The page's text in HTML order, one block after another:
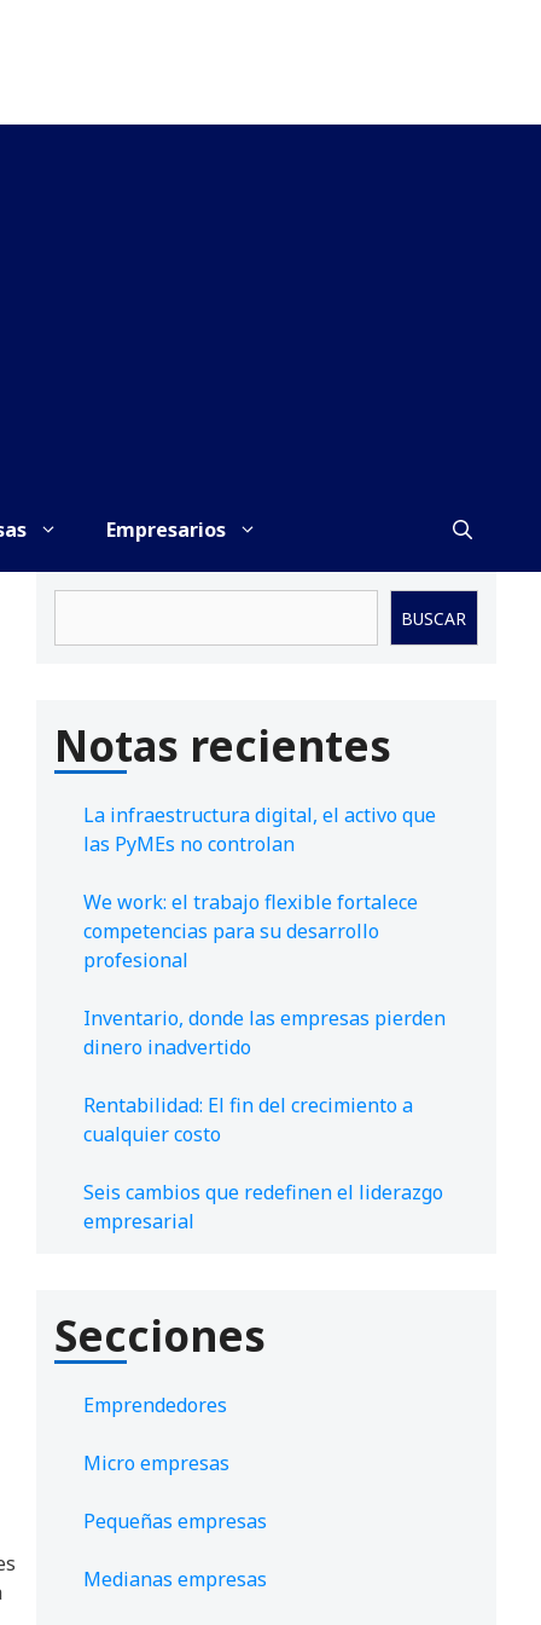
Empresarios
BUSCAR
Notas recientes
La infraestructura digital, el activo que
las PyMEs no controlan
We work: el trabajo flexible fortalece
competencias para su desarrollo
profesional
Inventario, donde las empresas pierden
dinero inadvertido
Rentabilidad: El fin del crecimiento a
cualquier costo
Seis cambios que redefinen el liderazgo
empresarial
Secciones
Emprendedores
Micro empresas
Pequeñas empresas
Medianas empresas